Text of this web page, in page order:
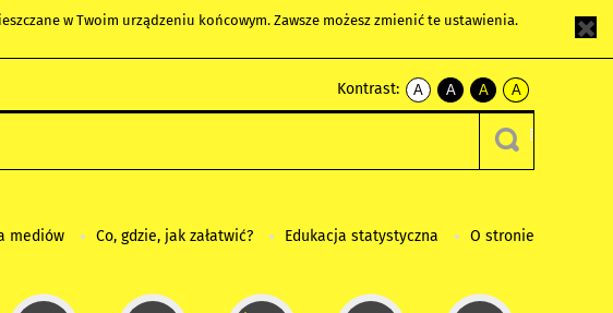
w Twoim urządzeniu końcowym. Zawsze możesz zmienić te ustawienia.
Kontrast:
A
kontrast
A
kontrast
czarnym
A
kontrast
żółty
tekst
czarnym
A
kontrast
czarny
tekst
żółtym
mediów Co, gdzie, jak załatwić? Edukacja statystyczna O stronie